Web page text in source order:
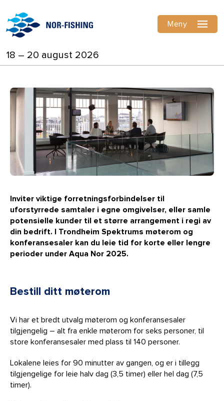
18 – 20 august 2026
Meny
Inviter viktige forretningsforbindelser til
uforstyrrede samtaler i egne omgivelser, eller samle
potensielle kunder til et større arrangement i regi av
din bedrift. I Trondheim Spektrums møterom og
konferansesaler kan du leie tid for korte eller lengre
perioder under Aqua Nor 2025.
Bestill ditt møterom
Vi har et bredt utvalg møterom og konferansesaler
tilgjengelig – alt fra enkle møterom for seks personer, til
store konferansesaler med plass til 140 personer.
Lokalene leies for 90 minutter av gangen, og er i tillegg
tilgjengelige for leie halv dag (3,5 timer) eller hel dag (7,5
timer).